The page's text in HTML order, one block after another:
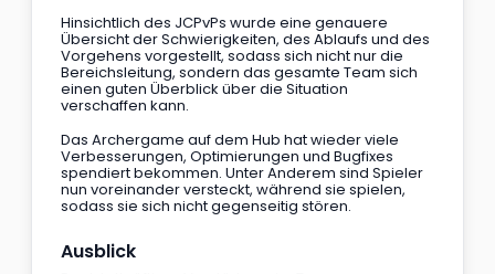
Hinsichtlich des JCPvPs wurde eine genauere
Übersicht der Schwierigkeiten, des Ablaufs und des
Vorgehens vorgestellt, sodass sich nicht nur die
Bereichsleitung, sondern das gesamte Team sich
einen guten Überblick über die Situation
verschaffen kann.
Das Archergame auf dem Hub hat wieder viele
Verbesserungen, Optimierungen und Bugfixes
spendiert bekommen. Unter Anderem sind Spieler
nun voreinander versteckt, während sie spielen,
sodass sie sich nicht gegenseitig stören.
Ausblick